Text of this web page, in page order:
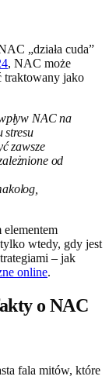
„działa cuda”
, NAC może
traktowany jako
NAC na
stresu
zawsze
od
wtedy, gdy jest
– jak
online.
o NAC
fala mitów, które